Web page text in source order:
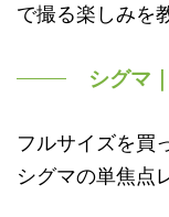
で撮る楽しみを
シグマ
フルサイズを買
シグマの単焦点